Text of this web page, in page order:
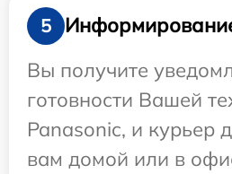
5
Вы получите
готовности Вашей
Panasonic, и курьер
вам домой или в